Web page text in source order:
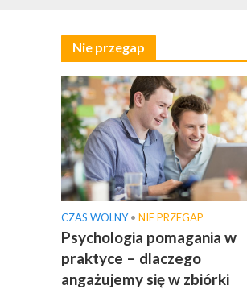
Nie przegap
CZAS WOLNY • NIE PRZEGAP
Psychologia pomagania w
praktyce – dlaczego
angażujemy się w zbiórki